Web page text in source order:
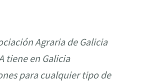
Agraria de Galicia
tiene en Galicia
para cualquier tipo de